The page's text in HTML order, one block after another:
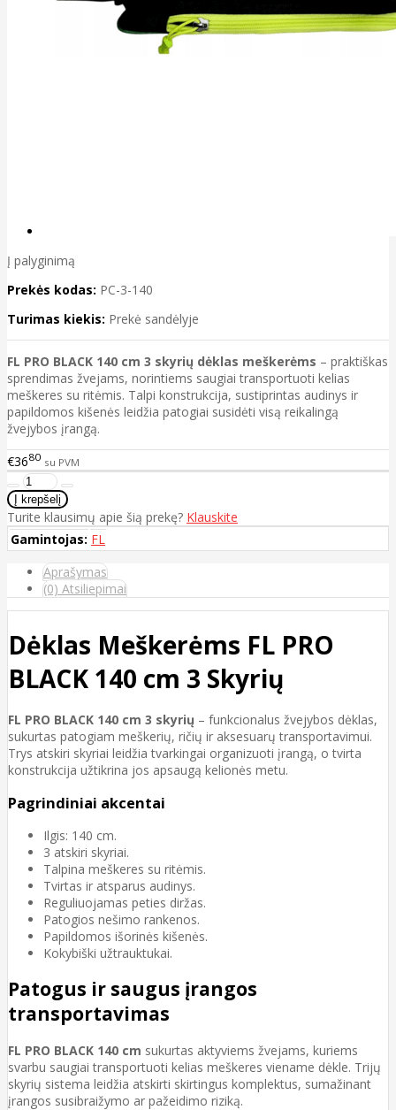
Į palyginimą
Prekės kodas: PC-3-140
Turimas kiekis: Prekė sandėlyje
FL PRO BLACK 140 cm 3 skyrių dėklas meškerėms – praktiškas
sprendimas žvejams, norintiems saugiai transportuoti kelias
meškeres su ritėmis. Talpi konstrukcija, sustiprintas audinys ir
papildomos kišenės leidžia patogiai susidėti visą reikalingą
žvejybos įrangą.
€3680 su PVM
Turite klausimų apie šią prekę? Klauskite
Gamintojas: FL
Aprašymas
(0) Atsiliepimai
Dėklas Meškerėms FL PRO
BLACK 140 cm 3 Skyrių
FL PRO BLACK 140 cm 3 skyrių – funkcionalus žvejybos dėklas,
sukurtas patogiam meškerių, ričių ir aksesuarų transportavimui.
Trys atskiri skyriai leidžia tvarkingai organizuoti įrangą, o tvirta
konstrukcija užtikrina jos apsaugą kelionės metu.
Pagrindiniai akcentai
Ilgis: 140 cm.
3 atskiri skyriai.
Talpina meškeres su ritėmis.
Tvirtas ir atsparus audinys.
Reguliuojamas peties diržas.
Patogios nešimo rankenos.
Papildomos išorinės kišenės.
Kokybiški užtrauktukai.
Patogus ir saugus įrangos
transportavimas
FL PRO BLACK 140 cm sukurtas aktyviems žvejams, kuriems
svarbu saugiai transportuoti kelias meškeres viename dėkle. Trijų
skyrių sistema leidžia atskirti skirtingus komplektus, sumažinant
įrangos susibraižymo ar pažeidimo riziką.